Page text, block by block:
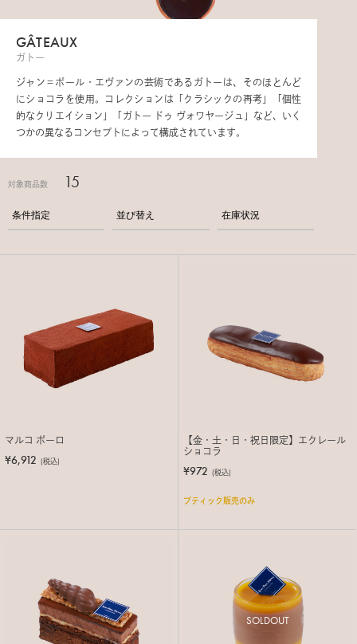
GÂTEAUX
ガトー
ジャン＝ポール・エヴァンの芸術であるガトーは、そのほとんど
にショコラを使用。コレクションは「クラシックの再考」「個性
的なクリエイション」「ガトー ドゥ ヴォワヤージュ」など、いく
つかの異なるコンセプトによって構成されています。
対象商品数 15
条件指定 並び替え 在庫状況
マルコ ポーロ
¥6,912 (税込)
【金・土・日・祝日限定】エクレール
ショコラ
¥972 (税込)
ブティック販売のみ
SOLDOUT